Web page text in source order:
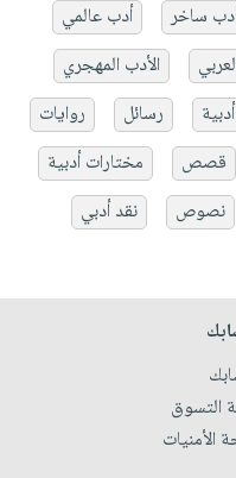
ساخر
أدب عالمي
الأدب المهجري
رسائل
روايات
قصص
مختارات أدبية
نصوص نقد أدبي
التسوق
الأمنيات